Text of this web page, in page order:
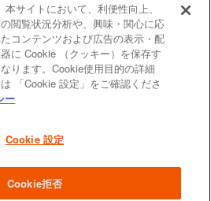
特定商取引法に基づく表示
個人情報保護方針
お問い合わせ
本サイトにおいて、利便性向上、
閲覧状況分析や、興味・関心に応
コンテンツおよび広告の表示・配
に Cookie （クッキー）を保存す
ります。Cookie使用目的の詳細
「Cookie 設定」をご確認くださ
ー
Cookie 設定
Cookie拒否